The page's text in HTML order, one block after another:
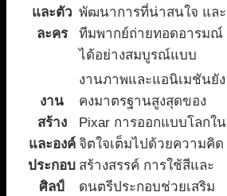
และตัว
ละคร
พัฒนาการที่น่าสนใจ และ
ทีมพากย์ถ่ายทอดอารมณ์
ได้อย่างสมบูรณ์แบบ
งาน
สร้าง
และองค์
ประกอบ
ศิลป์
งานภาพและแอนิเมชันยัง
คงมาตรฐานสูงสุดของ
Pixar การออกแบบโลกใน
จิตใจเต็มไปด้วยความคิด
สร้างสรรค์ การใช้สีและ
ดนตรีประกอบช่วยเสริม